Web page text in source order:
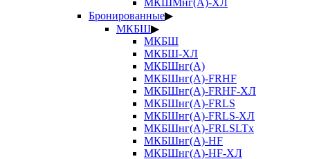
МКШМнг(А)-ХЛ
Бронированные▶
МКБШ▶
МКБШ
МКБШ-ХЛ
МКБШнг(А)
МКБШнг(А)-FRHF
МКБШнг(А)-FRHF-ХЛ
МКБШнг(А)-FRLS
МКБШнг(А)-FRLS-ХЛ
МКБШнг(А)-FRLSLTx
МКБШнг(А)-HF
МКБШнг(А)-HF-ХЛ